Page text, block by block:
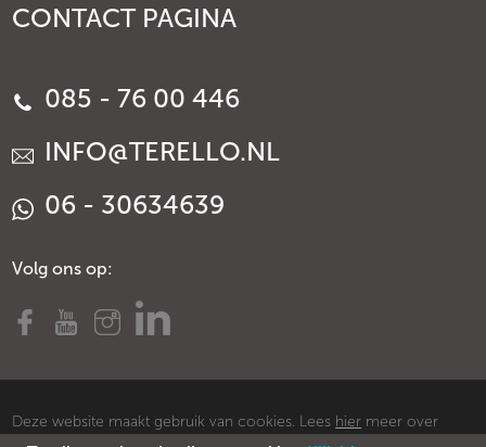
CONTACT PAGINA
085 - 76 00 446
INFO@TERELLO.NL
06 - 30634639
Volg ons op:
Deze website maakt gebruik van cookies. Lees hier meer over